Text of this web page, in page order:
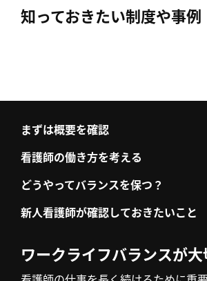
知っておきたい制度や事例
まずは概要を確認
看護師の働き方を考える
どうやってバランスを保つ？
新人看護師が確認しておきたいこと
ワークライフバランスが大